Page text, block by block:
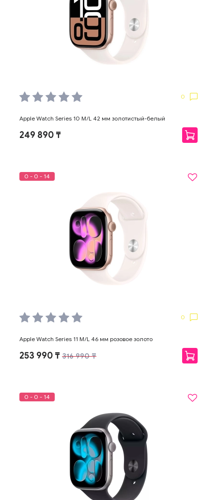
0
Apple Watch Series 10 M/L 42 мм золотистый-белый
249 890 ₸
0 - 0 - 14
0
Apple Watch Series 11 M/L 46 мм розовое золото
253 990 ₸ 316 990 ₸
0 - 0 - 14